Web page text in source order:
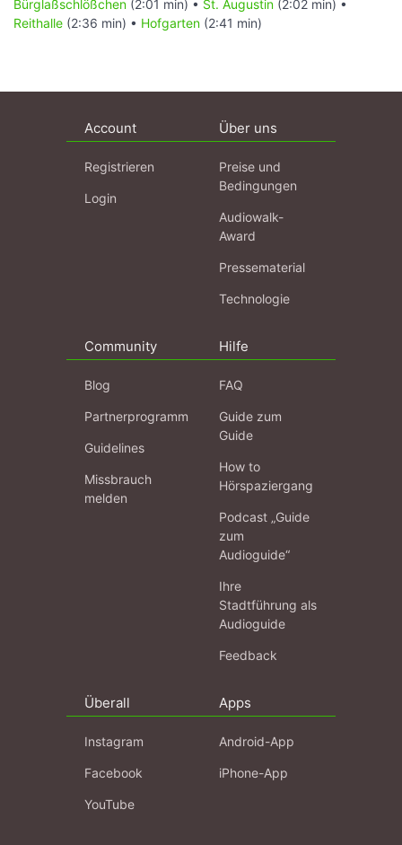
Bürglaßschlößchen (2:01 min) • St. Augustin (2:02 min) •
Reithalle (2:36 min) • Hofgarten (2:41 min)
Account
Registrieren
Login
Über uns
Preise und
Bedingungen
Audiowalk-
Award
Pressematerial
Technologie
Community
Blog
Partnerprogramm
Guidelines
Missbrauch
melden
Hilfe
FAQ
Guide zum
Guide
How to
Hörspaziergang
Podcast „Guide
zum
Audioguide“
Ihre
Stadtführung als
Audioguide
Feedback
Überall
Instagram
Facebook
YouTube
Apps
Android-App
iPhone-App